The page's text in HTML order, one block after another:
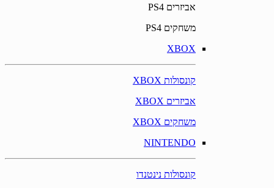
אביזרים PS4
משחקים PS4
XBOX
קונסולות XBOX
אביזרים XBOX
משחקים XBOX
NINTENDO
קונסולות נינטנדו